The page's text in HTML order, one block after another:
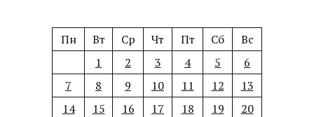
Пн Вт Ср Чт Пт Сб
Вс
1
2 3 4 5
6
7
8 9 10 11 12
13
14
15 16 17 18 19
20